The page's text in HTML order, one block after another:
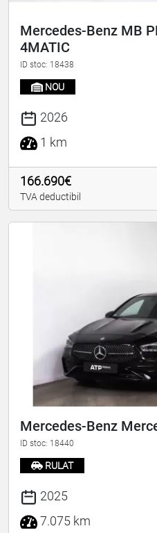
Mercedes-Benz MB
4MATIC
ID stoc: 18438
NOU
2026
1 km
166.690€
TVA deductibil
Mercedes-Benz
ID stoc: 18440
RULAT
2025
7.075 km